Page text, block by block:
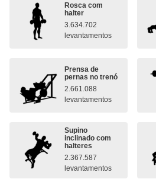
Rosca com
halter
3.634.702
levantamentos
Prensa de
pernas no trenó
2.661.088
levantamentos
Supino
inclinado com
halteres
2.367.587
levantamentos